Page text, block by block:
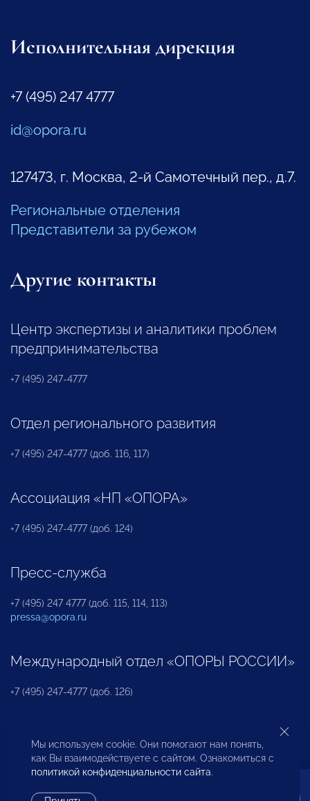
Исполнительная дирекция
+7 (495) 247 4777
id@opora.ru
127473, г. Москва, 2-й Самотечный пер., д.7.
Региональные отделения
Представители за рубежом
Другие контакты
Центр экспертизы и аналитики проблем
предпринимательства
+7 (495) 247-4777
Отдел регионального развития
+7 (495) 247-4777 (доб. 116, 117)
Ассоциация «НП «ОПОРА»
+7 (495) 247-4777 (доб. 124)
Пресс-служба
+7 (495) 247 4777 (доб. 115, 114, 113)
pressa@opora.ru
Международный отдел «ОПОРЫ РОССИИ»
+7 (495) 247-4777 (доб. 126)
Бюро по защите прав предпринимателей и
инвесторов
Мы используем cookie. Они помогают нам понять,
как Вы взаимодействуете с сайтом. Ознакомиться с
политикой конфиденциальности сайта.